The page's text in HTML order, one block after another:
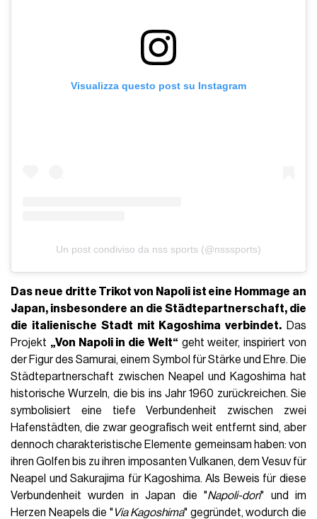
Visualizza questo post su Instagram
Un post condiviso da nss sports (@nsssports)
Das neue dritte Trikot von Napoli ist eine Hommage an
Japan, insbesondere an die Städtepartnerschaft, die
die italienische Stadt mit Kagoshima verbindet. Das
Projekt „Von Napoli in die Welt“ geht weiter, inspiriert von
der Figur des Samurai, einem Symbol für Stärke und Ehre. Die
Städtepartnerschaft zwischen Neapel und Kagoshima hat
historische Wurzeln, die bis ins Jahr 1960 zurückreichen. Sie
symbolisiert eine tiefe Verbundenheit zwischen zwei
Hafenstädten, die zwar geografisch weit entfernt sind, aber
dennoch charakteristische Elemente gemeinsam haben: von
ihren Golfen bis zu ihren imposanten Vulkanen, dem Vesuv für
Neapel und Sakurajima für Kagoshima. Als Beweis für diese
Verbundenheit wurden in Japan die "Napoli-dori" und im
Herzen Neapels die " Via Kagoshima" gegründet, wodurch die